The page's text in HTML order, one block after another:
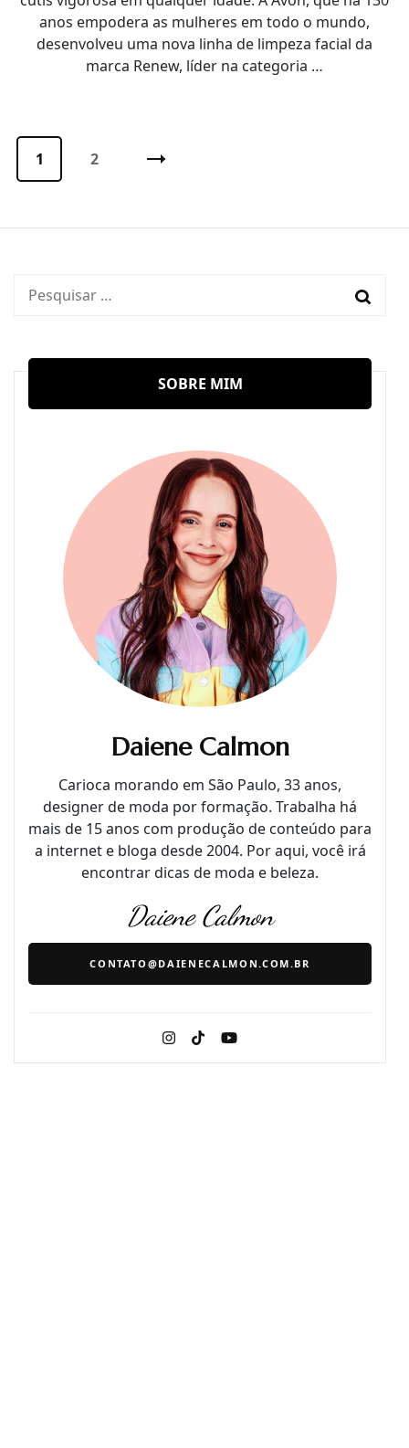
anos empodera as mulheres em todo o mundo,
desenvolveu uma nova linha de limpeza facial da
marca Renew, líder na categoria …
Paginação
Página
1 Página
2
Pesquisar
SOBRE MIM
Daiene Calmon
Carioca morando em São Paulo, 33 anos,
designer de moda por formação. Trabalha há
mais de 15 anos com produção de conteúdo para
a internet e bloga desde 2004. Por aqui, você irá
encontrar dicas de moda e beleza.
Daiene Calmon
CONTATO@DAIENECALMON.COM.BR